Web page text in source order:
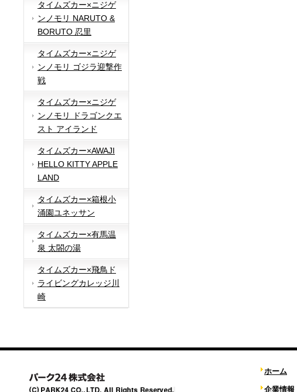
タイムズカー×ニジゲ
ンノモリ NARUTO &
BORUTO 忍里
タイムズカー×ニジゲ
ンノモリ ゴジラ迎撃作
戦
タイムズカー×ニジゲ
ンノモリ ドラゴンクエ
スト アイランド
タイムズカー×AWAJI
HELLO KITTY APPLE
LAND
タイムズカー×箱根小
涌園ユネッサン
タイムズカー×有馬温
泉 太閤の湯
タイムズカー×飛鳥ド
ライビングカレッジ川
崎
ホーム
企業情報